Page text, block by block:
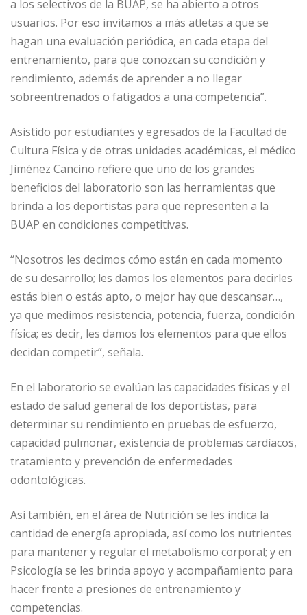
a los selectivos de la BUAP, se ha abierto a otros
usuarios. Por eso invitamos a más atletas a que se
hagan una evaluación periódica, en cada etapa del
entrenamiento, para que conozcan su condición y
rendimiento, además de aprender a no llegar
sobreentrenados o fatigados a una competencia”.
Asistido por estudiantes y egresados de la Facultad de
Cultura Física y de otras unidades académicas, el médico
Jiménez Cancino refiere que uno de los grandes
beneficios del laboratorio son las herramientas que
brinda a los deportistas para que representen a la
BUAP en condiciones competitivas.
“Nosotros les decimos cómo están en cada momento
de su desarrollo; les damos los elementos para decirles
estás bien o estás apto, o mejor hay que descansar…,
ya que medimos resistencia, potencia, fuerza, condición
física; es decir, les damos los elementos para que ellos
decidan competir”, señala.
En el laboratorio se evalúan las capacidades físicas y el
estado de salud general de los deportistas, para
determinar su rendimiento en pruebas de esfuerzo,
capacidad pulmonar, existencia de problemas cardíacos,
tratamiento y prevención de enfermedades
odontológicas.
Así también, en el área de Nutrición se les indica la
cantidad de energía apropiada, así como los nutrientes
para mantener y regular el metabolismo corporal; y en
Psicología se les brinda apoyo y acompañamiento para
hacer frente a presiones de entrenamiento y
competencias.